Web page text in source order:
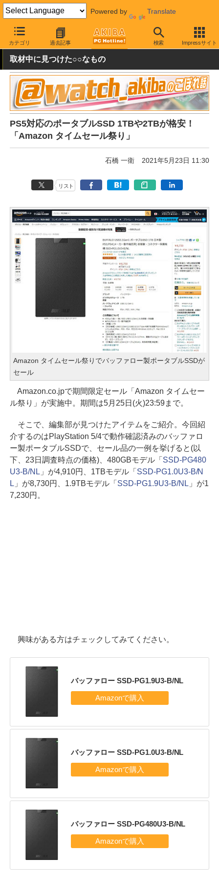
Powered by Translate
カテゴリ 過去記事 検索 Impressサイト
AKIBA PC Hotline! 秋葉原情報 価格情報 特価情報
取材中に見つけた○○なもの
PS5対応のポータブルSSD 1TBや2TBが格安！
「Amazon タイムセール祭り」
石橋 一衛 2021年5月23日 11:30
リスト
Amazon タイムセール祭りでバッファロー製ポータブルSSDが
セール
Amazon.co.jpで期間限定セール「Amazon タイムセー
ル祭り」が実施中。期間は5月25日(火)23:59まで。
そこで、編集部が見つけたアイテムをご紹介。今回紹
介するのはPlayStation 5/4で動作確認済みのバッファロ
ー製ポータブルSSDで、セール品の一例を挙げると(以
下、23日調査時点の価格)、480GBモデル「 SSD-PG480
U3-B/NL 」が4,910円、1TBモデル「 SSD-PG1.0U3-B/N
L 」が8,730円、1.9TBモデル「 SSD-PG1.9U3-B/NL 」が1
7,230円。
興味がある方はチェックしてみてください。
バッファロー SSD-PG1.9U3-B/NL
バッファロー SSD-PG1.0U3-B/NL
バッファロー SSD-PG480U3-B/NL